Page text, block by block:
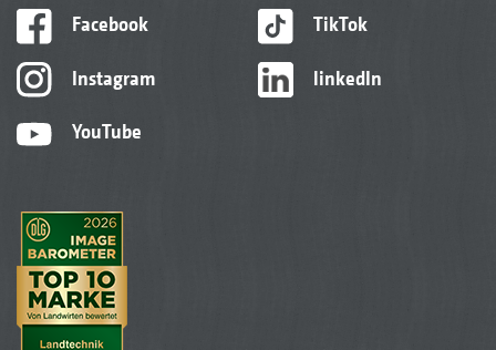
Facebook
Instagram
YouTube
TikTok
linkedIn